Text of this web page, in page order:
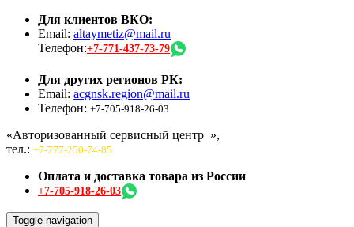
Для клиентов ВКО:
Email: altaymetiz@mail.ru
Телефон:+7-771-437-73-79
Для других регионов РК:
Email: acgnsk.region@mail.ru
Телефон: +7-705-918-26-03
«Авторизованный сервисный центр »,
тел.: +7-777-250-74-85
Оплата и доставка товара из России
+7-705-918-26-03
Toggle navigation